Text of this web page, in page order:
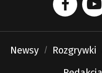
Newsy Rozgrywki